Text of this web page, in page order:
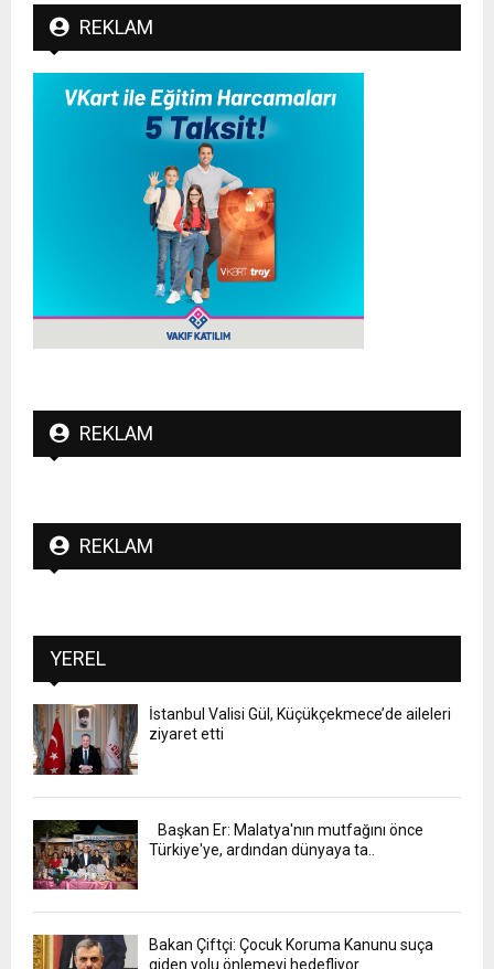
REKLAM
REKLAM
REKLAM
YEREL
İstanbul Valisi Gül, Küçükçekmece’de aileleri
ziyaret etti
Başkan Er: Malatya'nın mutfağını önce
Türkiye'ye, ardından dünyaya ta..
Bakan Çiftçi: Çocuk Koruma Kanunu suça
giden yolu önlemeyi hedefliyor..